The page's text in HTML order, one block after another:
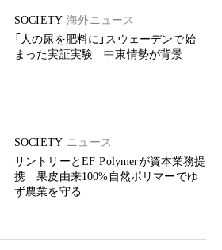
SOCIETY 海外ニュース
「人の尿を肥料に」スウェーデンで始
まった実証実験 中東情勢が背景
SOCIETY ニュース
サントリーとEF Polymerが資本業務提
携 果皮由来100%自然ポリマーでゆ
ず農業を守る